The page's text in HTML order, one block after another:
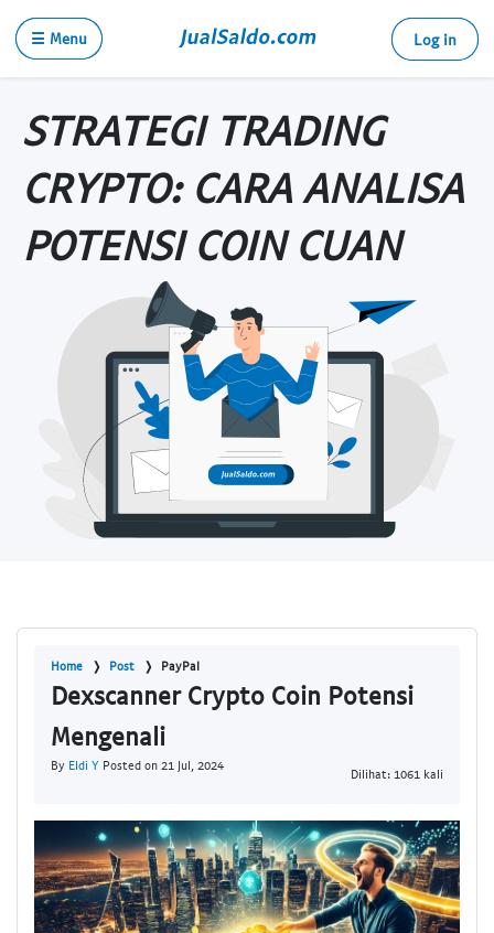
☰ Menu Log in
STRATEGI TRADING
CRYPTO: CARA ANALISA
POTENSI COIN CUAN
Home Post PayPal
Dexscanner Crypto Coin Potensi
Mengenali
By Eldi Y Posted on 21 Jul, 2024
Dilihat: 1061 kali